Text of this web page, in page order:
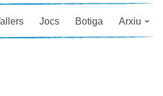
Jocs Botiga Arxiu